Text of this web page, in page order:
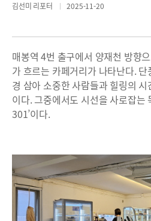
김선미 리포터 2025-11-20
매봉역 4번 출구에서 양재천 방향
가 흐르는 카페거리가 나타난다.
경 삼아 소중한 사람들과 힐링의
이다. 그중에서도 시선을 사로잡는
301’이다.